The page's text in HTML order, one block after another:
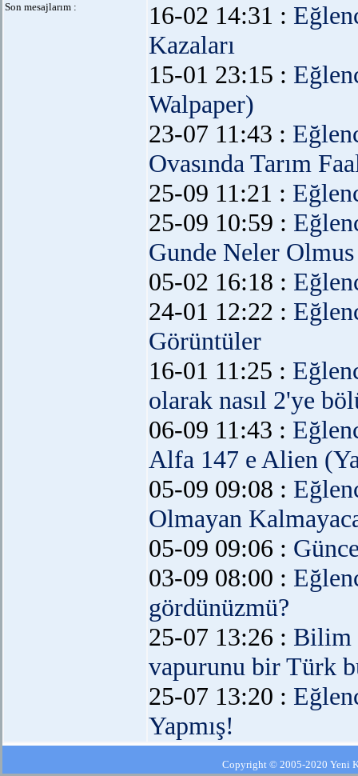
Son mesajlarım :
16-02 14:31 :
Kazaları
15-01 23:15 :
Walpaper)
23-07 11:43 :
Ovasında Tarım
25-09 11:21 :
25-09 10:59 :
Gunde Neler Olmus
05-02 16:18 :
24-01 12:22 :
Görüntüler
16-01 11:25 :
olarak nasıl 2'ye
06-09 11:43 :
Alfa 147 e Alien
05-09 09:08 :
Olmayan
05-09 09:06 :
03-09 08:00 :
gördünüzmü?
25-07 13:26 : Bilim
vapurunu bir Türk
25-07 13:20 :
Yapmış!
Copyright © 2005-2020 Yeni